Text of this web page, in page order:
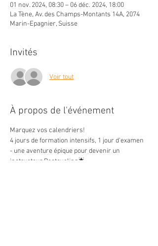
01 nov. 2024, 08:30 – 06 déc. 2024, 18:00
La Tène, Av. des Champs-Montants 14A, 2074
Marin-Epagnier, Suisse
Invités
Voir tout
À propos de l'événement
Marquez vos calendriers!
4 jours de formation intensifs, 1 jour d’examen
- une aventure épique pour devenir un
instructeur Bestcycling🌟